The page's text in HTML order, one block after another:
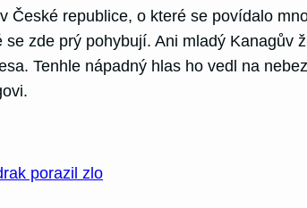
České republice, o které se povídalo
zde prý pohybují. Ani mladý
Tenhle nápadný hlas ho vedl na
porazil zlo